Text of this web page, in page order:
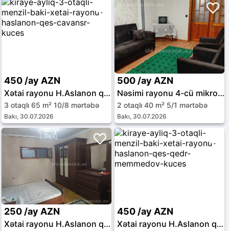
450 /ay AZN
Xətai rayonu H.Aslanon qəs.
3 otaqlı 65 m² 10/8 mərtəbə
Bakı, 30.07.2026
500 /ay AZN
Nəsimi rayonu 4-cü mikrorayon
2 otaqlı 40 m² 5/1 mərtəbə
Bakı, 30.07.2026
250 /ay AZN
Xətai rayonu H.Aslanon qəs.
450 /ay AZN
Xətai rayonu H.Aslanon qəs.